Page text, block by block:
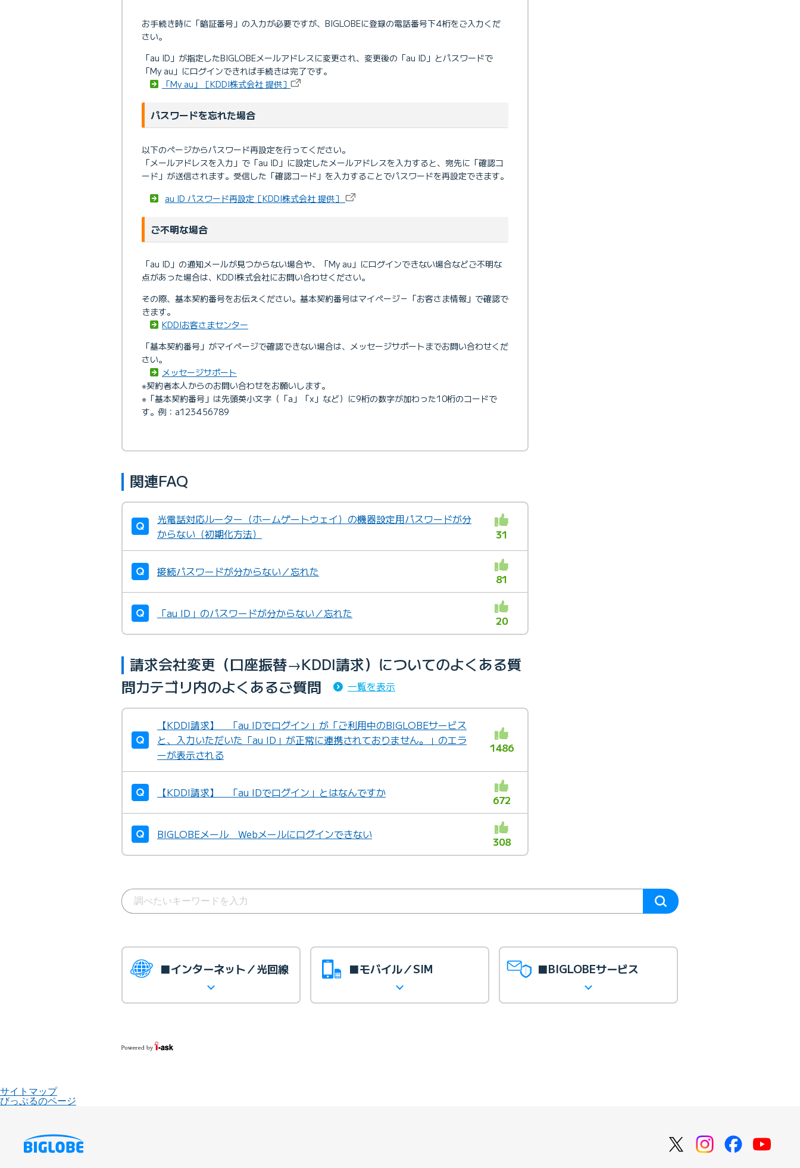
お手続き時に「暗証番号」の入力が必要ですが、BIGLOBEに登録の電話番号下4桁をご入力くだ
さい。
「au ID」が指定したBIGLOBEメールアドレスに変更され、変更後の「au ID」とパスワードで
「My au」にログインできれば手続きは完了です。
「My au」［KDDI株式会社 提供］
パスワードを忘れた場合
以下のページからパスワード再設定を行ってください。
「メールアドレスを入力」で「au ID」に設定したメールアドレスを入力すると、宛先に「確認コ
ード」が送信されます。受信した「確認コード」を入力することでパスワードを再設定できます。
au ID パスワード再設定［KDDI株式会社 提供］
ご不明な場合
「au ID」の通知メールが見つからない場合や、「My au」にログインできない場合などご不明な
点があった場合は、KDDI株式会社にお問い合わせください。
その際、基本契約番号をお伝えください。基本契約番号はマイページ－「お客さま情報」で確認で
きます。
KDDIお客さまセンター
「基本契約番号」がマイページで確認できない場合は、メッセージサポートまでお問い合わせくだ
さい。
メッセージサポート
※契約者本人からのお問い合わせをお願いします。
※「基本契約番号」は先頭英小文字（「a」「x」など）に9桁の数字が加わった10桁のコードで
す。例：a123456789
関連FAQ
光電話対応ルーター（ホームゲートウェイ）の機器設定用パスワードが分
からない（初期化方法）
31
接続パスワードが分からない／忘れた
81
「au ID」のパスワードが分からない／忘れた
20
請求会社変更（口座振替→KDDI請求）についてのよくある質
問カテゴリ内のよくあるご質問
一覧を表示
【KDDI請求】 「au IDでログイン」が「ご利用中のBIGLOBEサービス
と、入力いただいた「au ID」が正常に連携されておりません。」のエラ
ーが表示される
1486
【KDDI請求】 「au IDでログイン」とはなんですか
672
BIGLOBEメール Webメールにログインできない
308
■インターネット／光回線 ■モバイル／SIM ■BIGLOBEサービス
サイトマップ
びっぷるのページ